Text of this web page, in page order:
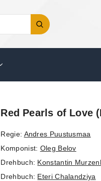
Red Pearls of Love
Regie: Andres Puustusmaa
Komponist: Oleg Belov
Drehbuch: Konstantin
Drehbuch: Eteri Chalandziya